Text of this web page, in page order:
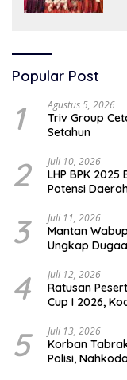
Popular Post
1 Agustus 5, 2026
Triv Group
Setahun
2 Juli 10, 2026
LHP BPK
Potensi
3 Juli 11, 2026
Mantan
Ungkap
4 Juli 12, 2026
Ratusan
Cup I 2026,
5 Juli 13, 2026
Korban
Polisi,